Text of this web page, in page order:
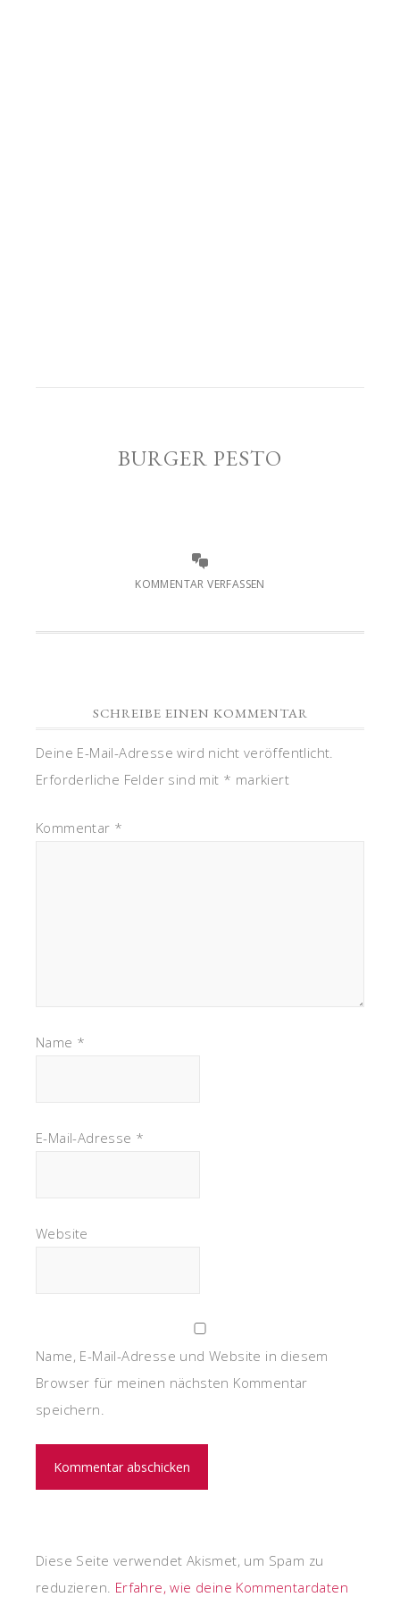
BURGER PESTO
KOMMENTAR VERFASSEN
SCHREIBE EINEN KOMMENTAR
Deine E-Mail-Adresse wird nicht veröffentlicht.
Erforderliche Felder sind mit * markiert
Kommentar *
Name *
E-Mail-Adresse *
Website
Name, E-Mail-Adresse und Website in diesem
Browser für meinen nächsten Kommentar
speichern.
Diese Seite verwendet Akismet, um Spam zu
reduzieren. Erfahre, wie deine Kommentardaten